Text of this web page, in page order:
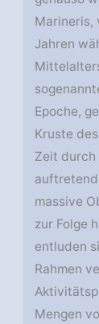
Marineris,
Jahren
Epoche,
Kruste
Zeit durch
massive
zur Folge
entluden
Rahmen
Mengen